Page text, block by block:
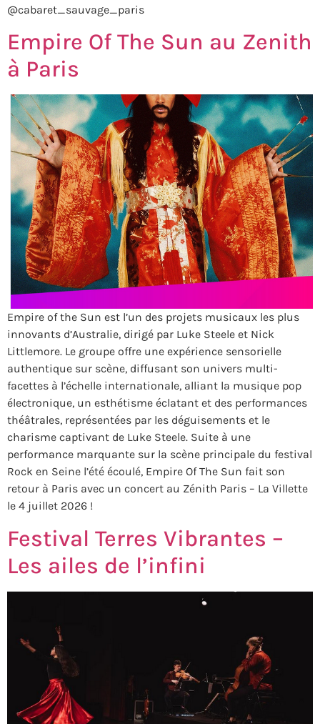
@cabaret_sauvage_paris
Empire Of The Sun au Zenith
à Paris
Empire of the Sun est l’un des projets musicaux les plus
innovants d’Australie, dirigé par Luke Steele et Nick
Littlemore. Le groupe offre une expérience sensorielle
authentique sur scène, diffusant son univers multi-
facettes à l’échelle internationale, alliant la musique pop
électronique, un esthétisme éclatant et des performances
théâtrales, représentées par les déguisements et le
charisme captivant de Luke Steele. Suite à une
performance marquante sur la scène principale du festival
Rock en Seine l’été écoulé, Empire Of The Sun fait son
retour à Paris avec un concert au Zénith Paris – La Villette
le 4 juillet 2026 !
Festival Terres Vibrantes –
Les ailes de l’infini